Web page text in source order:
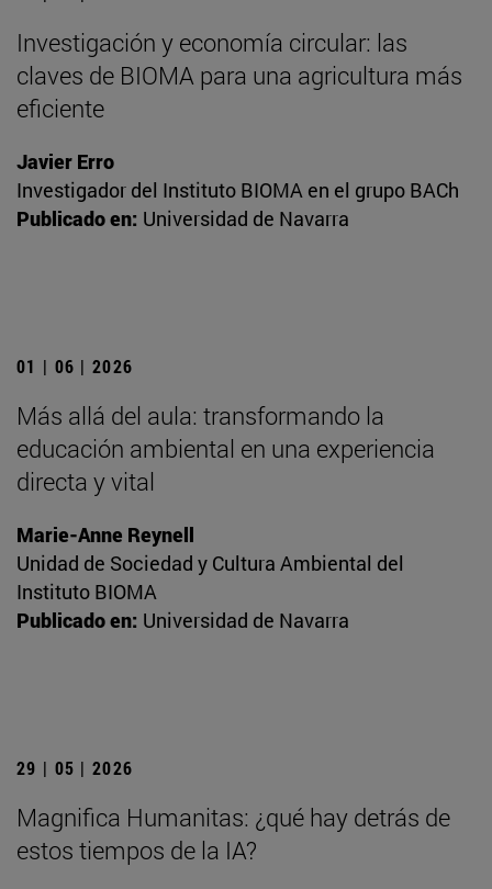
Investigación y economía circular: las
claves de BIOMA para una agricultura más
eficiente
Javier Erro
Investigador del Instituto BIOMA en el grupo BACh
Publicado en: Universidad de Navarra
01 | 06 | 2026
Más allá del aula: transformando la
educación ambiental en una experiencia
directa y vital
Marie-Anne Reynell
Unidad de Sociedad y Cultura Ambiental del
Instituto BIOMA
Publicado en: Universidad de Navarra
29 | 05 | 2026
Magnifica Humanitas: ¿qué hay detrás de
estos tiempos de la IA?